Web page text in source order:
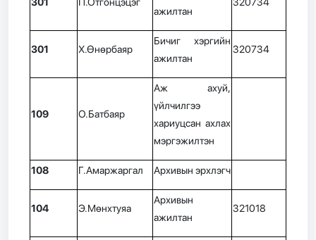
ажилтан
301 Х.Өнөрбаяр
Бичиг хэргийн
ажилтан
320734
109 О.Батбаяр
Аж ахуй,
үйлчилгээ
хариуцсан ахлах
мэргэжилтэн
108 Г.Амаржаргал Архивын эрхлэгч
104 Э.Мөнхтуяа
Архивын
ажилтан
321018